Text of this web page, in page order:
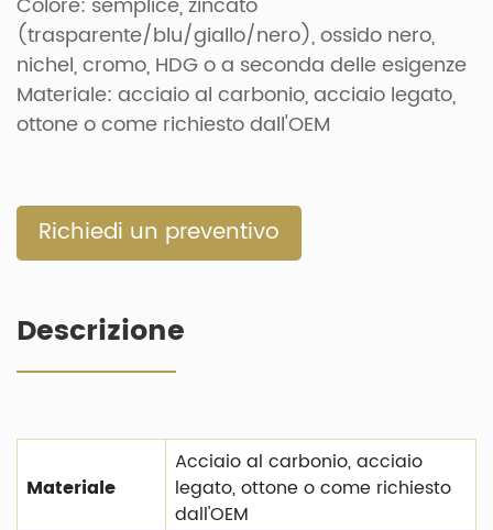
(trasparente/blu/giallo/nero), ossido nero,
nichel, cromo, HDG o a seconda delle esigenze
Materiale: acciaio al carbonio, acciaio legato,
ottone o come richiesto dall'OEM
Richiedi un preventivo
Descrizione
Materiale
Acciaio al carbonio, acciaio
legato, ottone o come richiesto
dall'OEM